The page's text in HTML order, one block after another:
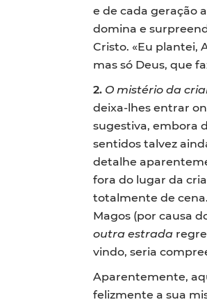
e de cada geração
domina e
Cristo. «Eu plantei,
mas só Deus, que
2. O mistério da
deixa-lhes entrar
sugestiva, embora
sentidos talvez
detalhe
fora do lugar da
totalmente de
Magos (por causa
outra estrada
vindo, seria
Aparentemente,
felizmente a sua